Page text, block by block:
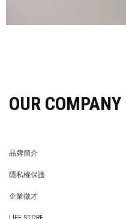
OUR COMPANY
品牌簡介
隱私權保護
企業徵才